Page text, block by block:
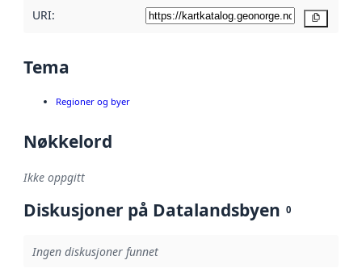
URI:
Tema
Regioner og byer
Nøkkelord
Ikke oppgitt
Diskusjoner på Datalandsbyen 0
Ingen diskusjoner funnet